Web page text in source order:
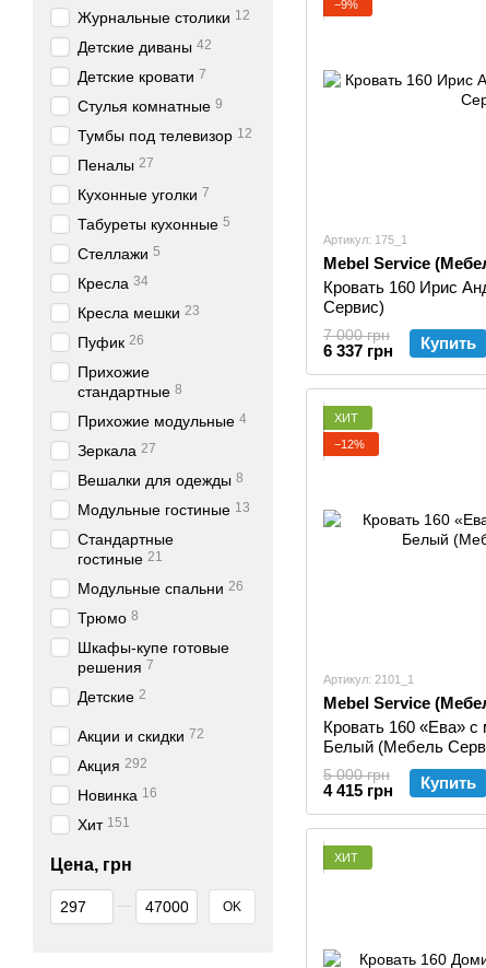
−9%
Артикул: 175_1
Mebel Service
Кровать 160 Ирис
Сервис)
7 000 грн
6 337 грн Купить
ХИТ
−12%
Артикул: 2101_1
Mebel Service
Кровать 160 «Ева»
Белый (Мебель
5 000 грн
4 415 грн Купить
ХИТ
Журнальные столики 12
Детские диваны 42
Детские кровати 7
Стулья комнатные 9
Тумбы под телевизор 12
Пеналы 27
Кухонные уголки 7
Табуреты кухонные 5
Стеллажи 5
Кресла 34
Кресла мешки 23
Пуфик 26
Прихожие
стандартные 8
Прихожие модульные 4
Зеркала 27
Вешалки для одежды 8
Модульные гостиные 13
Стандартные
гостиные 21
Модульные спальни 26
Трюмо 8
Шкафы-купе готовые
решения 7
Детские 2
Акции и скидки 72
Акция 292
Новинка 16
Хит 151
Цена, грн
От Цена, грн
До Цена, грн OK